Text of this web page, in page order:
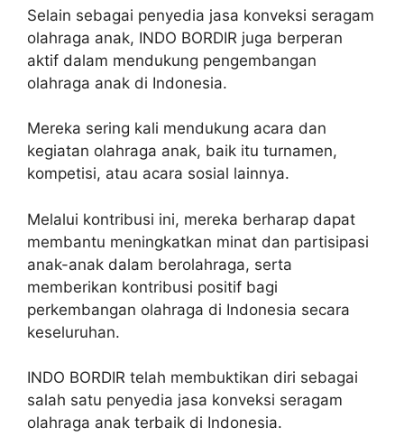
Selain sebagai penyedia jasa konveksi seragam
olahraga anak, INDO BORDIR juga berperan
aktif dalam mendukung pengembangan
olahraga anak di Indonesia.
Mereka sering kali mendukung acara dan
kegiatan olahraga anak, baik itu turnamen,
kompetisi, atau acara sosial lainnya.
Melalui kontribusi ini, mereka berharap dapat
membantu meningkatkan minat dan partisipasi
anak-anak dalam berolahraga, serta
memberikan kontribusi positif bagi
perkembangan olahraga di Indonesia secara
keseluruhan.
INDO BORDIR telah membuktikan diri sebagai
salah satu penyedia jasa konveksi seragam
olahraga anak terbaik di Indonesia.